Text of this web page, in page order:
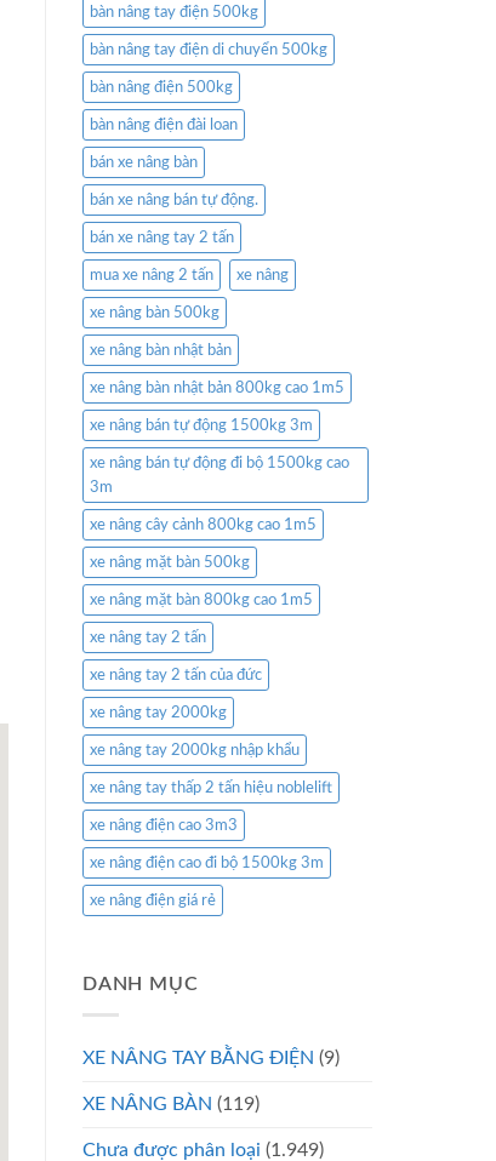
bàn nâng tay điện 500kg
bàn nâng tay điện di chuyển 500kg
bàn nâng điện 500kg
bàn nâng điện đài loan
bán xe nâng bàn
bán xe nâng bán tự động.
bán xe nâng tay 2 tấn
mua xe nâng 2 tấn xe nâng
xe nâng bàn 500kg
xe nâng bàn nhật bản
xe nâng bàn nhật bản 800kg cao 1m5
xe nâng bán tự động 1500kg 3m
xe nâng bán tự động đi bộ 1500kg cao
3m
xe nâng cây cảnh 800kg cao 1m5
xe nâng mặt bàn 500kg
xe nâng mặt bàn 800kg cao 1m5
xe nâng tay 2 tấn
xe nâng tay 2 tấn của đức
xe nâng tay 2000kg
xe nâng tay 2000kg nhập khẩu
xe nâng tay thấp 2 tấn hiệu noblelift
xe nâng điện cao 3m3
xe nâng điện cao đi bộ 1500kg 3m
xe nâng điện giá rẻ
DANH MỤC
XE NÂNG TAY BẰNG ĐIỆN (9)
XE NÂNG BÀN (119)
Chưa được phân loại (1.949)